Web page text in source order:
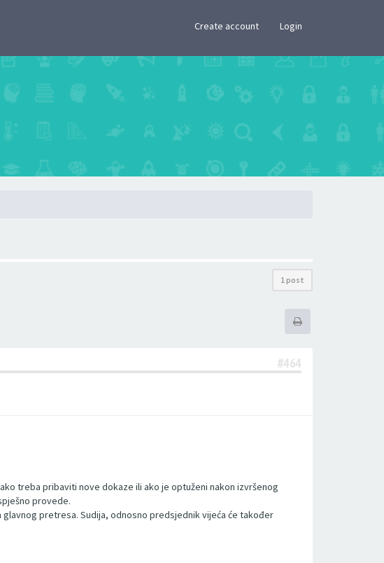
Create account Login
1 post
#464
treba pribaviti nove dokaze ili ako je optuženi nakon izvršenog
provede.
pretresa. Sudija, odnosno predsjednik vijeća će također